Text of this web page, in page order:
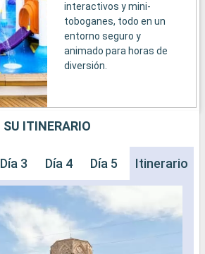
interactivos y mini-
toboganes, todo en un
entorno seguro y
animado para horas de
diversión.
SU ITINERARIO
Día 3 Día 4 Día 5 Día 6 Día
Itinerario